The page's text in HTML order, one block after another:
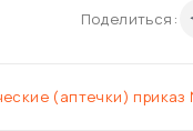
Поделиться:
(аптечки)